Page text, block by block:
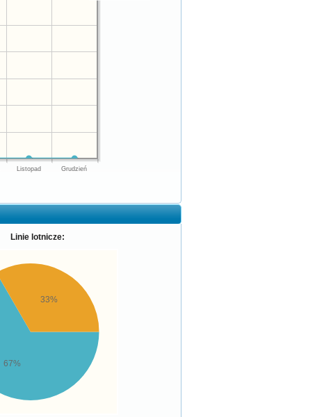
Listopad Grudzień
Linie lotnicze:
67%
33%